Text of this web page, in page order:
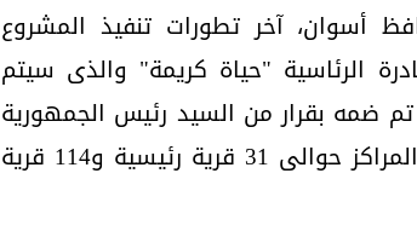
أسوان، آخر تطورات تنفيذ المشروع
الرئاسية "حياة كريمة" والذى سيتم
تم ضمه بقرار من السيد رئيس الجمهورية
بجانب مركزي كوم أمبو وإدفو وتضم تلك المراكز حوالى 31 قرية رئيسية و114 قرية